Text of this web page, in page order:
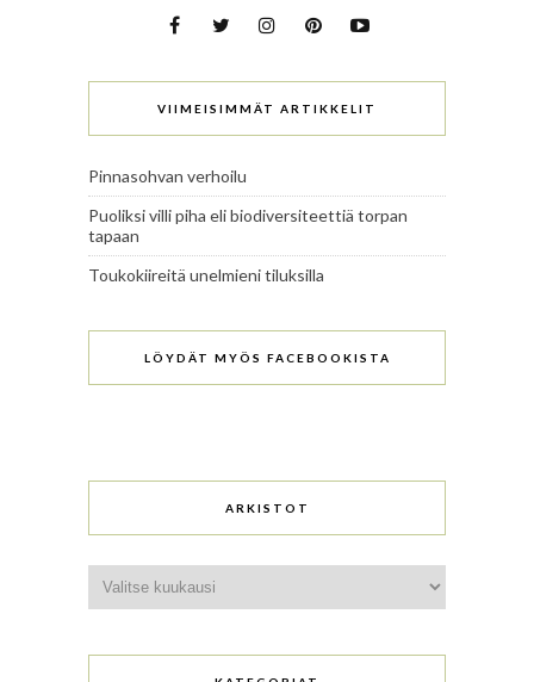
VIIMEISIMMÄT ARTIKKELIT
Pinnasohvan verhoilu
Puoliksi villi piha eli biodiversiteettiä torpan
tapaan
Toukokiireitä unelmieni tiluksilla
LÖYDÄT MYÖS FACEBOOKISTA
ARKISTOT